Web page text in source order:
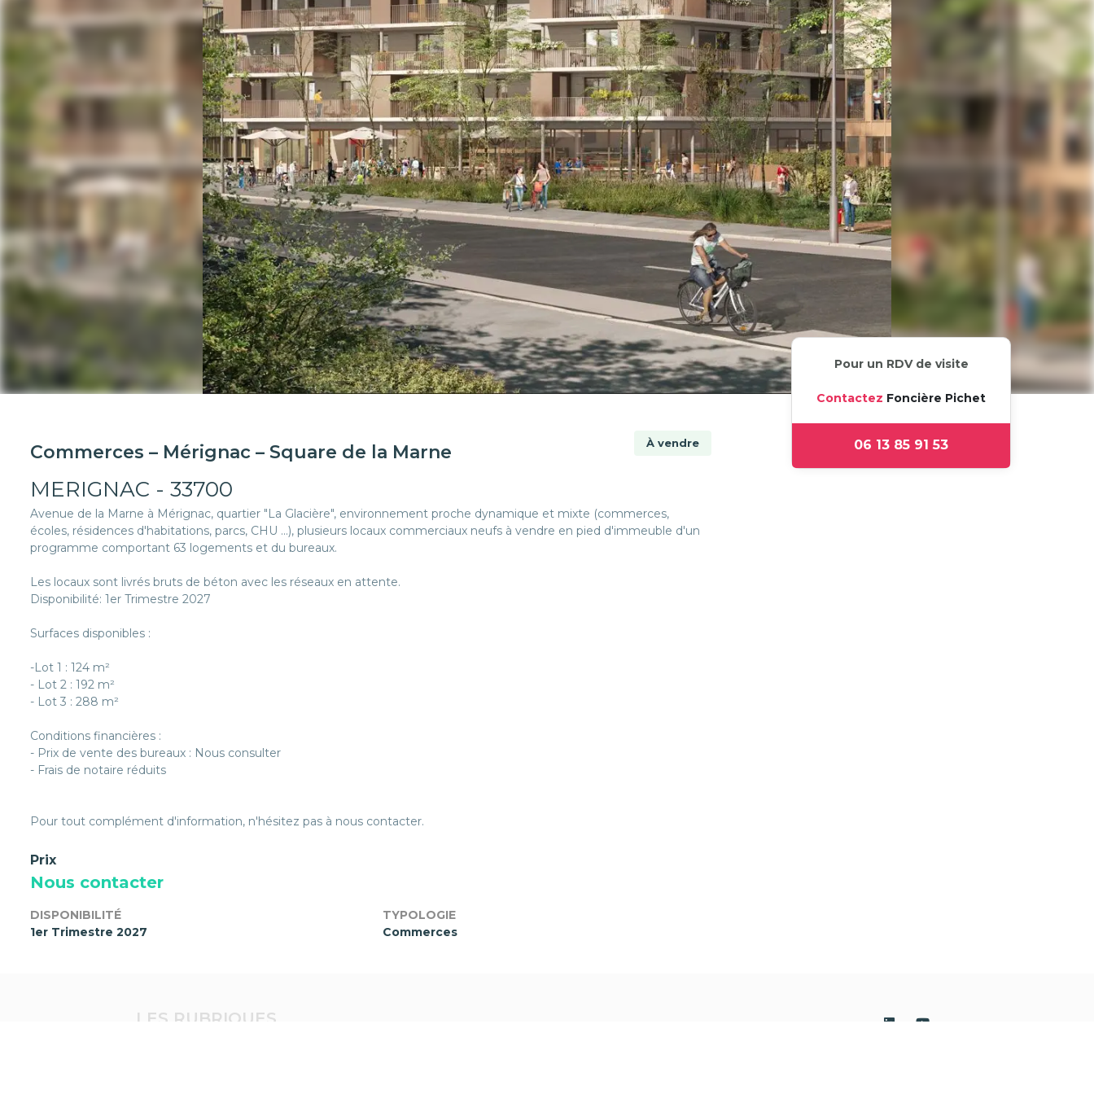
Pour un RDV de visite
Contactez Foncière Pichet
06 13 85 91 53
Commerces – Mérignac – Square de la Marne
MERIGNAC - 33700
À vendre
Avenue de la Marne à Mérignac, quartier "La Glacière", environnement proche dynamique et mixte (commerces,
écoles, résidences d'habitations, parcs, CHU ...), plusieurs locaux commerciaux neufs à vendre en pied d'immeuble d'un
programme comportant 63 logements et du bureaux.
Les locaux sont livrés bruts de béton avec les réseaux en attente.
Disponibilité: 1er Trimestre 2027
Surfaces disponibles :
-Lot 1 : 124 m²
- Lot 2 : 192 m²
- Lot 3 : 288 m²
Conditions financières :
- Prix de vente des bureaux : Nous consulter
- Frais de notaire réduits
Pour tout complément d'information, n'hésitez pas à nous contacter.
Prix
Nous contacter
DISPONIBILITÉ
1er Trimestre 2027
TYPOLOGIE
Commerces
LES RUBRIQUES